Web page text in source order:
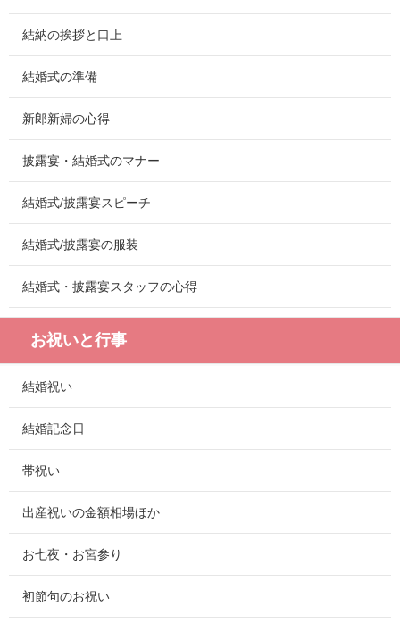
結納の挨拶と口上
結婚式の準備
新郎新婦の心得
披露宴・結婚式のマナー
結婚式/披露宴スピーチ
結婚式/披露宴の服装
結婚式・披露宴スタッフの心得
お祝いと行事
結婚祝い
結婚記念日
帯祝い
出産祝いの金額相場ほか
お七夜・お宮参り
初節句のお祝い